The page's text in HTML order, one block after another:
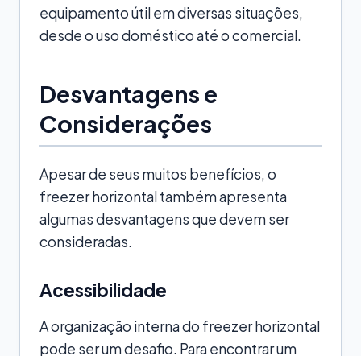
equipamento útil em diversas situações,
desde o uso doméstico até o comercial.
Desvantagens e
Considerações
Apesar de seus muitos benefícios, o
freezer horizontal também apresenta
algumas desvantagens que devem ser
consideradas.
Acessibilidade
A organização interna do freezer horizontal
pode ser um desafio. Para encontrar um